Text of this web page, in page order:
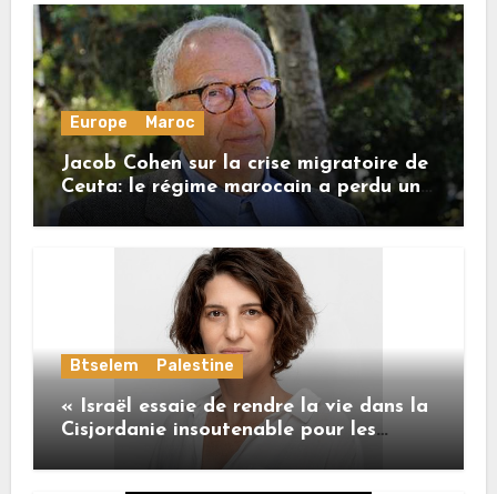
Europe Maroc
Jacob Cohen sur la crise migratoire de
Ceuta: le régime marocain a perdu une
bonne part de sa crédibilité vis-à-vis
de l’Union européenne
Btselem Palestine
« Israël essaie de rendre la vie dans la
Cisjordanie insoutenable pour les